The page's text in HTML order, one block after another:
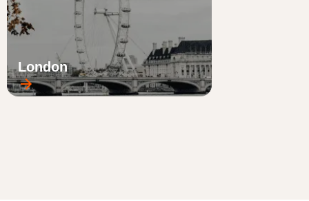
London